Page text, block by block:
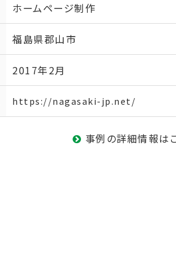
ホームページ制作
福島県郡山市
2017年2月
https://nagasaki-jp.net/
事例の詳細情報は